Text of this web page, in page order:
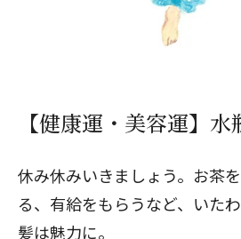
【健康運・美容運】
休み休みいきましょう。お茶
る、有給をもらうなど、いた
髪は魅力に。